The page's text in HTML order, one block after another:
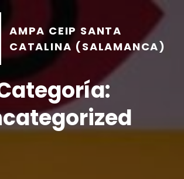
AMPA CEIP SANTA
CATALINA (SALAMANCA)